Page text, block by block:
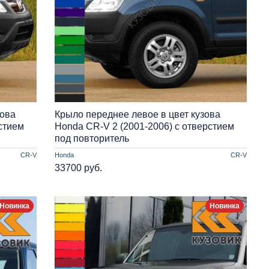
CR-V Honda CR-V
Крыло переднее левое в цвет кузова
Honda CR-V 2 (2001-2006) с отверстием
под повторитель
33700 руб.
Новинка